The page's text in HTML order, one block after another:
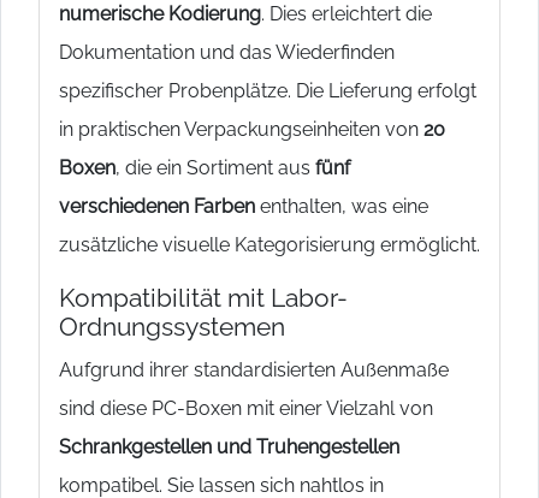
numerische Kodierung. Dies erleichtert die
Dokumentation und das Wiederfinden
spezifischer Probenplätze. Die Lieferung erfolgt
in praktischen Verpackungseinheiten von 20
Boxen, die ein Sortiment aus fünf
verschiedenen Farben enthalten, was eine
zusätzliche visuelle Kategorisierung ermöglicht.
Kompatibilität mit Labor-
Ordnungssystemen
Aufgrund ihrer standardisierten Außenmaße
sind diese PC-Boxen mit einer Vielzahl von
Schrankgestellen und Truhengestellen
kompatibel. Sie lassen sich nahtlos in